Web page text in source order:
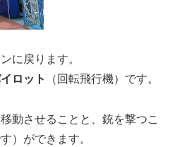
に戻ります。
ロット （回転飛行機）です。
動させることと、銃を撃つこ
）ができます。